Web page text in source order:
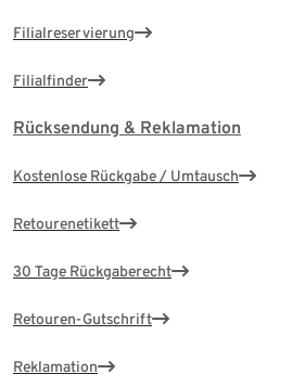
Filialreservierung
Filialfinder
Rücksendung & Reklamation
Kostenlose Rückgabe / Umtausch
Retourenetikett
30 Tage Rückgaberecht
Retouren-Gutschrift
Reklamation